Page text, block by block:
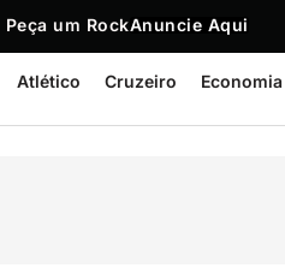
Peça um RockAnuncie Aqui
Atlético Cruzeiro Economia